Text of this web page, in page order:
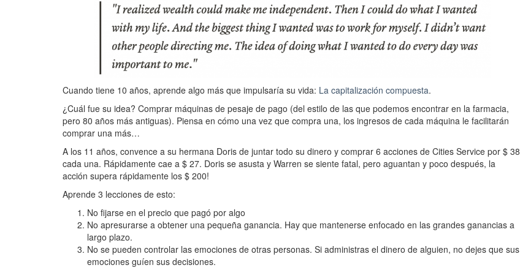
Cuando tiene 10 años, aprende algo más que impulsaría su vida: La capitalización compuesta.
¿Cuál fue su idea? Comprar máquinas de pesaje de pago (del estilo de las que podemos encontrar en la farmacia,
pero 80 años más antiguas). Piensa en cómo una vez que compra una, los ingresos de cada máquina le facilitarán
comprar una más…
A los 11 años, convence a su hermana Doris de juntar todo su dinero y comprar 6 acciones de Cities Service por $ 38
cada una. Rápidamente cae a $ 27. Doris se asusta y Warren se siente fatal, pero aguantan y poco después, la
acción supera rápidamente los $ 200!
Aprende 3 lecciones de esto:
No fijarse en el precio que pagó por algo
No apresurarse a obtener una pequeña ganancia. Hay que mantenerse enfocado en las grandes ganancias a
largo plazo.
No se pueden controlar las emociones de otras personas. Si administras el dinero de alguien, no dejes que sus
emociones guíen sus decisiones.